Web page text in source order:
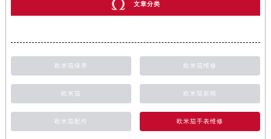
文章分类
欧米茄保养 欧米茄维修
欧米茄 欧米茄新闻
欧米茄配件 欧米茄手表维修